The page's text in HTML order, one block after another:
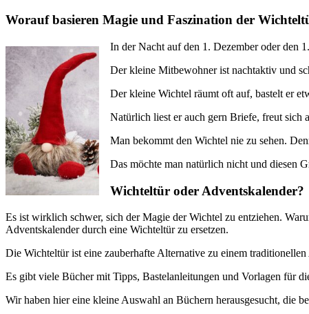
Worauf basieren Magie und Faszination der
In der Nacht auf den 1. Dezember oder den
Der kleine Mitbewohner ist nachtaktiv und
Der kleine Wichtel räumt oft auf, bastelt er
Natürlich liest er auch gern Briefe, freut sich
Man bekommt den Wichtel nie zu sehen.
Das möchte man natürlich nicht und diesen
Wichteltür oder Adventskalender?
Es ist wirklich schwer, sich der Magie der Wichtel zu entziehen.
Adventskalender durch eine Wichteltür zu ersetzen.
Die Wichteltür ist eine zauberhafte Alternative zu einem
Es gibt viele Bücher mit Tipps, Bastelanleitungen und Vorlagen für
Wir haben hier eine kleine Auswahl an Büchern herausgesucht, die